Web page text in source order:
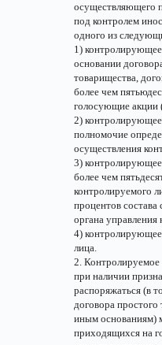
осуществляющего
под контролем
одного из
1)
основании
товарищества,
более чем
голосующие акции
2)
полномочие
осуществления
3) контролирующее
более чем
контролируемого
процентов состава
органа
4)
лица.
2. Контролируемое
при наличии
распоряжаться (в
договора простого
иным основаниям)
приходящихся на